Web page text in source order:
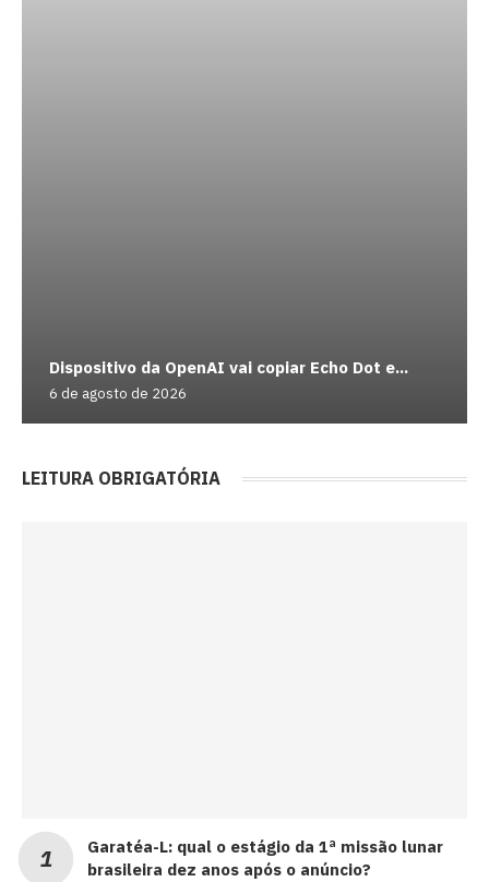
Dispositivo da OpenAI vai copiar Echo Dot e...
6 de agosto de 2026
LEITURA OBRIGATÓRIA
Garatéa-L: qual o estágio da 1ª missão lunar
brasileira dez anos após o anúncio?